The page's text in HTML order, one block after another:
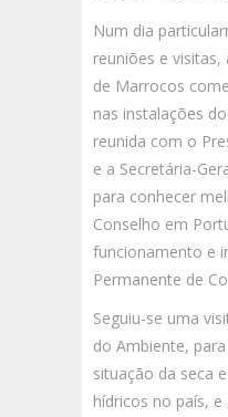
Num dia
reuniões e visitas,
de Marrocos
nas instalações
reunida com o
e a Secretária-
para conhecer
Conselho em
funcionamento e
Permanente de
Seguiu-se uma
do Ambiente,
situação da seca
hídricos no país,